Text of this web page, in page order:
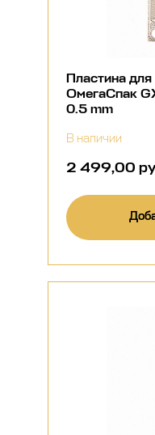
Пластина
ОмегаСпак
0.5 mm
В наличии
2 499,00